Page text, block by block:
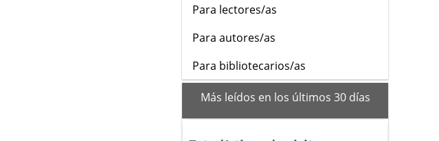
Para lectores/as
Para autores/as
Para bibliotecarios/as
mas_vistos
Más leídos en los últimos 30 días